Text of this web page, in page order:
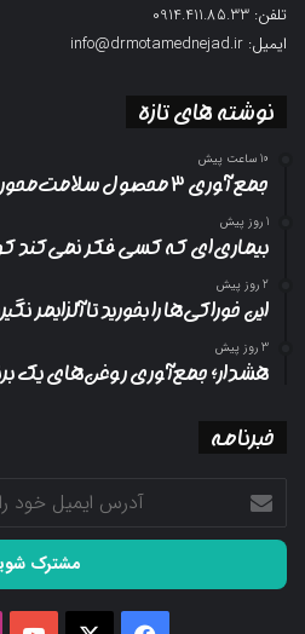
تلفن: 0914.411.85.33
ایمیل: info@drmotamednejad.ir
نوشته های تازه
10 ساعت پیش
جمع آوری ۳ محصول سلامت‌محور از بازار/ اسامی
1 روز پیش
بیماری‌ای که کسی فکر نمی‌کند
2 روز پیش
این خوراکی‌ها را بخورید تا آلزایمر
3 روز پیش
هشدار؛ جمع‌آوری روغن‌های یک
خبرنامه
آدرس
ایمیل
خود
وارد